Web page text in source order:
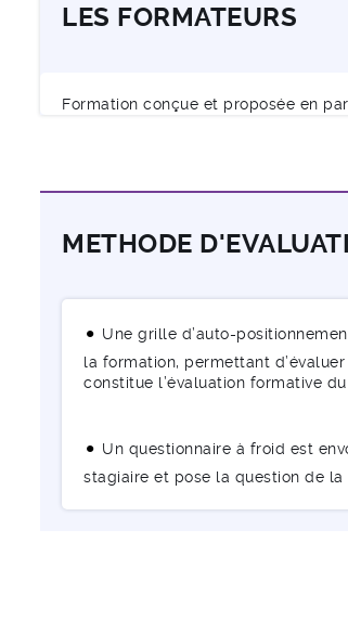
LES FORMATEURS
Formation conçue et proposée en
METHODE
Une grille d’auto-
la formation, permettant
constitue l’évaluation formative du
Un questionnaire à froid est
stagiaire et pose la question de la